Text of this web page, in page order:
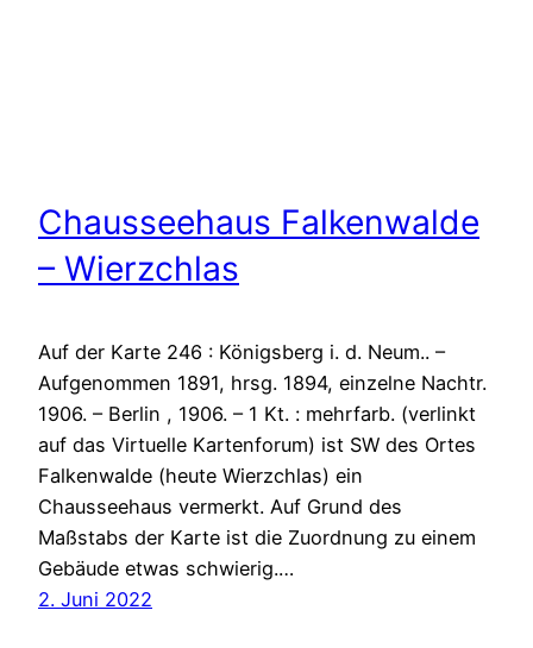
Chausseehaus Falkenwalde
– Wierzchlas
Auf der Karte 246 : Königsberg i. d. Neum.. –
Aufgenommen 1891, hrsg. 1894, einzelne Nachtr.
1906. – Berlin , 1906. – 1 Kt. : mehrfarb. (verlinkt
auf das Virtuelle Kartenforum) ist SW des Ortes
Falkenwalde (heute Wierzchlas) ein
Chausseehaus vermerkt. Auf Grund des
Maßstabs der Karte ist die Zuordnung zu einem
Gebäude etwas schwierig.…
2. Juni 2022